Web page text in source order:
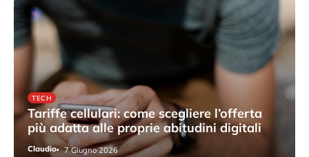
TECH
Tariffe cellulari: come scegliere l’offerta
più adatta alle proprie abitudini digitali
Claudio 7 Giugno 2026